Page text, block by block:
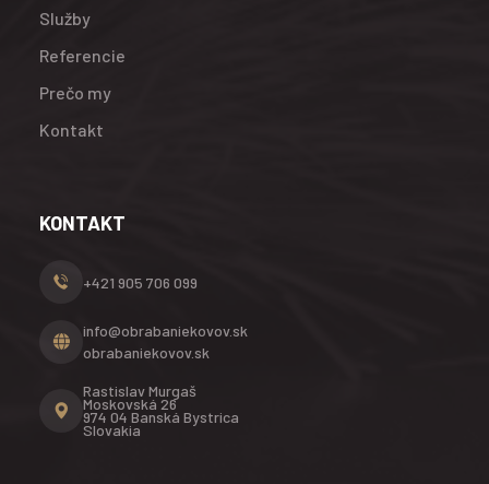
Služby
Referencie
Prečo my
Kontakt
KONTAKT
+421 905 706 099
info@obrabaniekovov.sk
obrabaniekovov.sk
Rastislav Murgaš
Moskovská 26
974 04 Banská Bystrica
Slovakia